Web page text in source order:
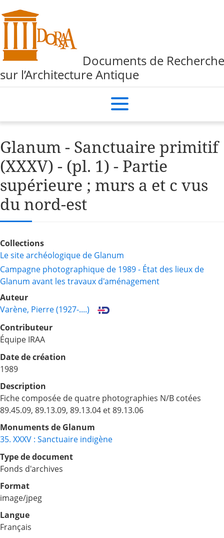
Documents de Recherche
sur l’Architecture Antique
Glanum - Sanctuaire primitif
(XXXV) - (pl. 1) - Partie
supérieure ; murs a et c vus
du nord-est
Collections
Le site archéologique de Glanum
Campagne photographique de 1989 - État des lieux de
Glanum avant les travaux d'aménagement
Auteur
Varène, Pierre (1927-....)
Contributeur
Équipe IRAA
Date de création
1989
Description
Fiche composée de quatre photographies N/B cotées
89.45.09, 89.13.09, 89.13.04 et 89.13.06
Monuments de Glanum
35. XXXV : Sanctuaire indigène
Type de document
Fonds d'archives
Format
image/jpeg
Langue
Français